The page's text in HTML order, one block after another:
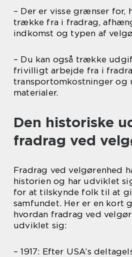
– Der er visse grænser for,
trække fra i fradrag,
indkomst og typen af
– Du kan også trække
frivilligt arbejde fra i
transportomkostninger
materialer.
Den historiske
fradrag ved
Fradrag ved velgørenhed
historien og har udviklet
for at tilskynde folk til at
samfundet. Her er en kort
hvordan fradrag ved
udviklet sig:
– 1917: Efter USA’s